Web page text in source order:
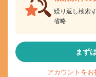
繰り返し検索
省略
まず
アカウントをお